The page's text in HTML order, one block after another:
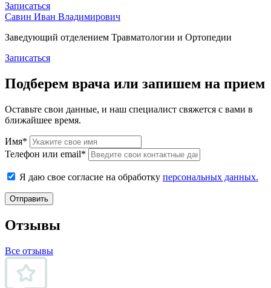
Записаться
Савин Иван Владимирович
Заведующий отделением Травматологии и Ортопедии
Записаться
Подберем врача или запишем на прием
Оставьте свои данные, и наш специалист свяжется с вами в
ближайшее время.
Имя*
Телефон или email*
Я даю свое согласие на обработку персональных данных.
Отправить
Отзывы
Все отзывы